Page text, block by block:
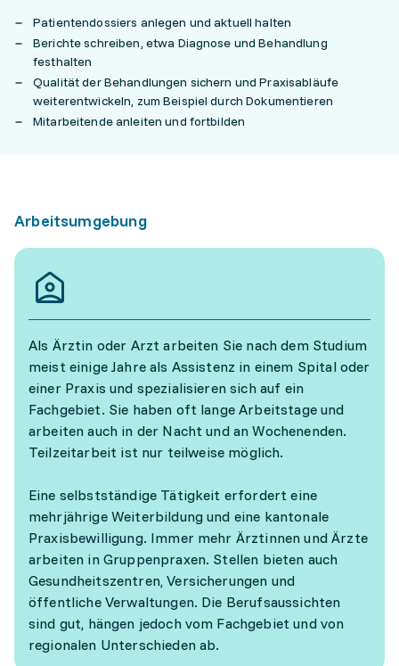
Patientendossiers anlegen und aktuell halten
Berichte schreiben, etwa Diagnose und Behandlung
festhalten
Qualität der Behandlungen sichern und Praxisabläufe
weiterentwickeln, zum Beispiel durch Dokumentieren
Mitarbeitende anleiten und fortbilden
Arbeitsumgebung
Als Ärztin oder Arzt arbeiten Sie nach dem Studium
meist einige Jahre als Assistenz in einem Spital oder
einer Praxis und spezialisieren sich auf ein
Fachgebiet. Sie haben oft lange Arbeitstage und
arbeiten auch in der Nacht und an Wochenenden.
Teilzeitarbeit ist nur teilweise möglich.
Eine selbstständige Tätigkeit erfordert eine
mehrjährige Weiterbildung und eine kantonale
Praxisbewilligung. Immer mehr Ärztinnen und Ärzte
arbeiten in Gruppenpraxen. Stellen bieten auch
Gesundheitszentren, Versicherungen und
öffentliche Verwaltungen. Die Berufsaussichten
sind gut, hängen jedoch vom Fachgebiet und von
regionalen Unterschieden ab.